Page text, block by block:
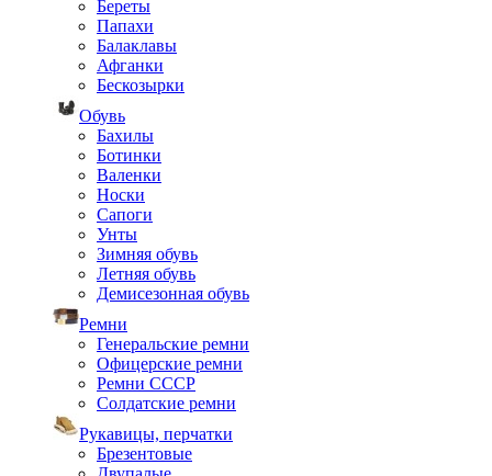
Береты
Папахи
Балаклавы
Афганки
Бескозырки
Обувь
Бахилы
Ботинки
Валенки
Носки
Сапоги
Унты
Зимняя обувь
Летняя обувь
Демисезонная обувь
Ремни
Генеральские ремни
Офицерские ремни
Ремни СССР
Солдатские ремни
Рукавицы, перчатки
Брезентовые